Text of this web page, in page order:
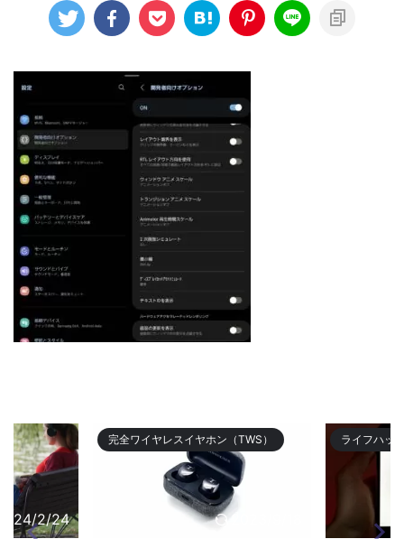
2/24
完全ワイヤレスイヤホン（TWS） ライフハッ